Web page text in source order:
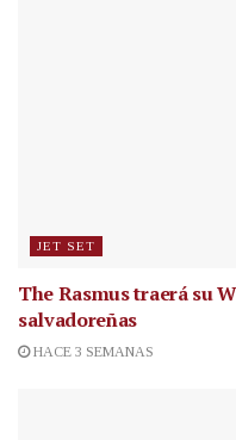
JET SET
The Rasmus traerá su
salvadoreñas
HACE 3 SEMANAS